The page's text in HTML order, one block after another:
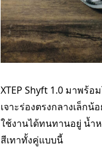
XTEP Shyft 1.0 มาพร้
เจาะร่องตรงกลางเล็ก
ใช้งานได้ทนทานอยู่ น้ำ
สีเทาทั้งคู่แบบนี้